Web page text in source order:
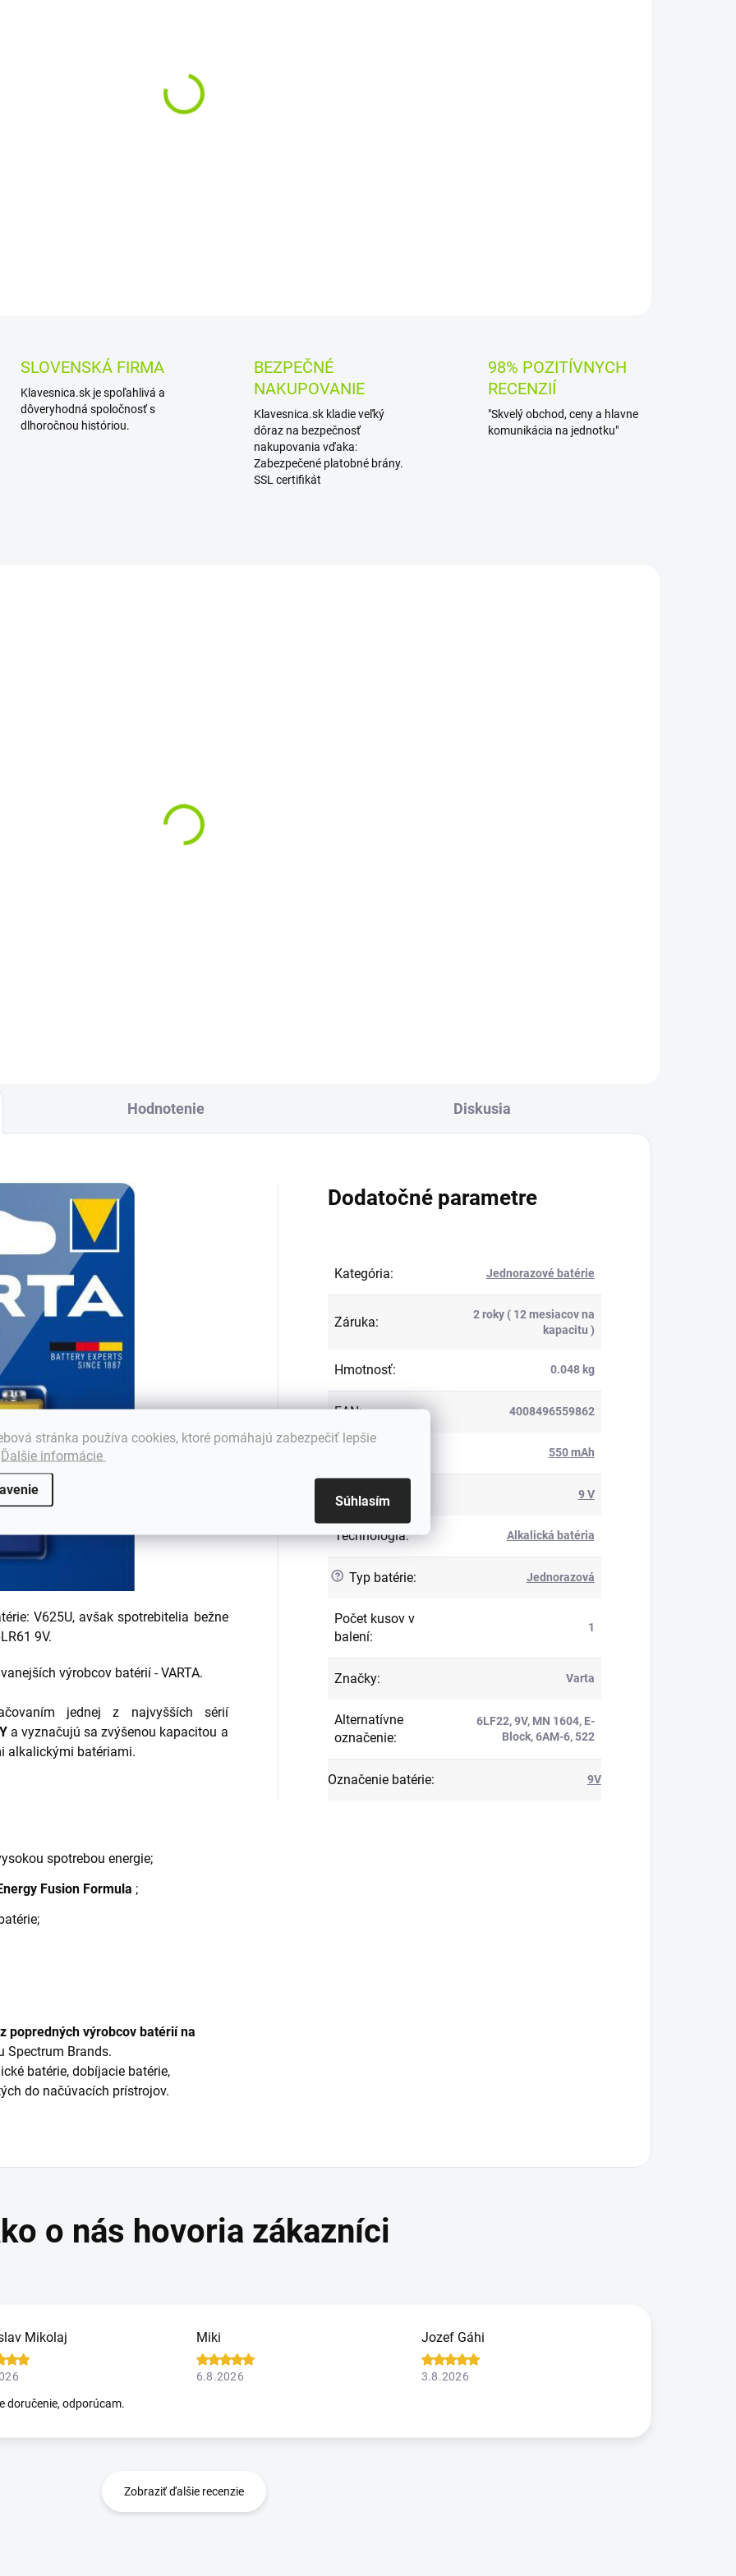
stránka používa cookies, ktoré pomáhajú zabezpečiť lepšie
Ďalšie informácie
Súhlasím
SLOVENSKÁ FIRMA
Klavesnica.sk je spoľahlivá a
dôveryhodná spoločnosť s
dlhoročnou históriou.
BEZPEČNÉ
NAKUPOVANIE
Klavesnica.sk kladie veľký
dôraz na bezpečnosť
nakupovania vďaka:
Zabezpečené platobné brány.
SSL certifikát
98% POZITÍVNYCH
RECENZIÍ
"Skvelý obchod, ceny a hlavne
komunikácia na jednotku"
Hodnotenie Diskusia
V625U, avšak spotrebitelia bežne
9V.
výrobcov batérií - VARTA.
jednej z najvyšších sérií
a vyznačujú sa zvýšenou kapacitou a
alkalickými batériami.
spotrebou energie;
Fusion Formula ;
popredných výrobcov batérií na
Spectrum Brands.
batérie, dobíjacie batérie,
do načúvacích prístrojov.
Dodatočné parametre
Kategória: Jednorazové batérie
Záruka:
2 roky ( 12 mesiacov na
kapacitu )
Hmotnosť: 0.048 kg
EAN: 4008496559862
550 mAh
Napätie: 9 V
Technológia: Alkalická batéria
? Typ batérie: Jednorazová
Počet kusov v
balení:
1
Značky: Varta
Alternatívne
označenie:
6LF22, 9V, MN 1604, E-
Block, 6AM-6, 522
Označenie batérie: 9V
Mikolaj
doručenie, odporúcam.
Miki
6.8.2026
Jozef Gáhi
3.8.2026
Zobraziť ďalšie recenzie